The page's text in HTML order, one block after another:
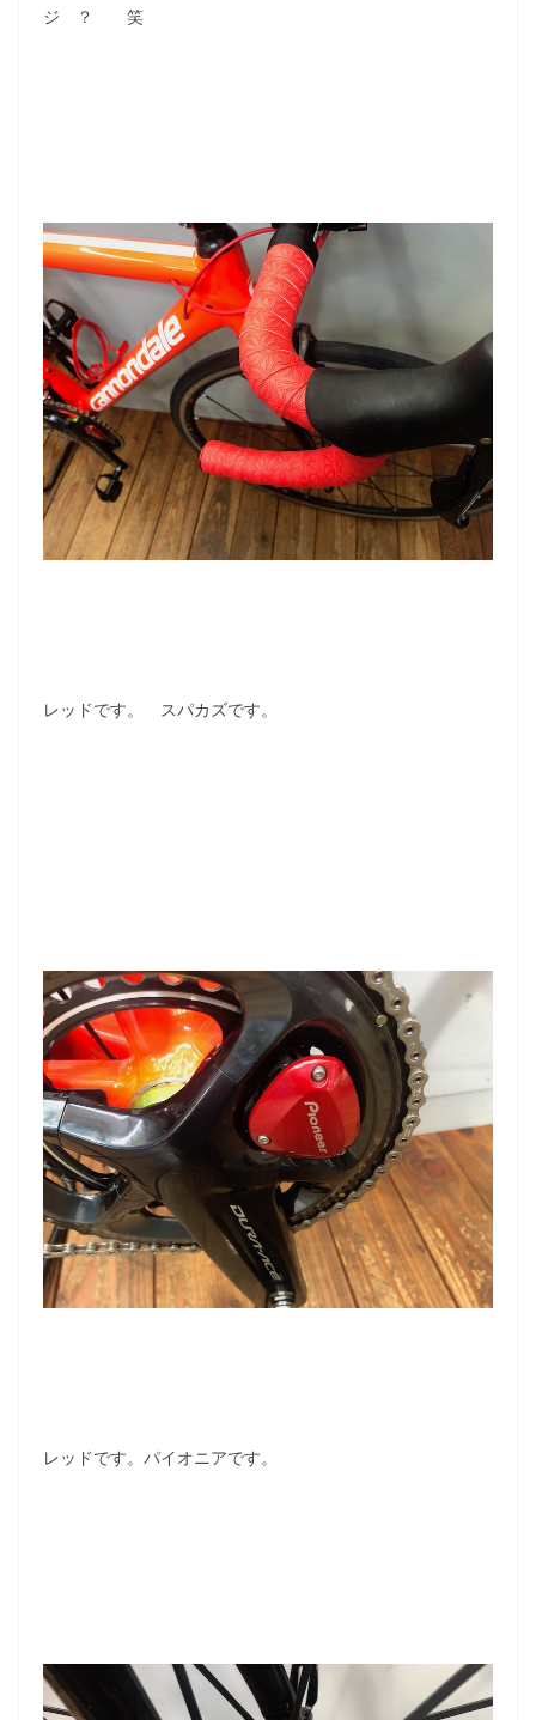
ジ ？ 笑
レッドです。 スパカズです。
レッドです。パイオニアです。